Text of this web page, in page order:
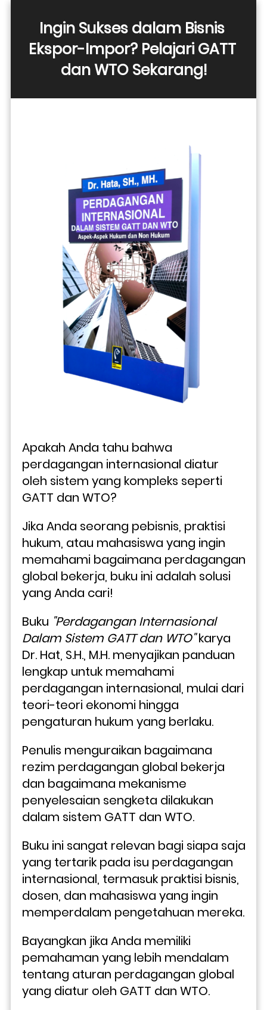
Ingin Sukses dalam Bisnis
Ekspor-Impor? Pelajari GATT
dan WTO Sekarang!
Apakah Anda tahu bahwa
perdagangan internasional diatur
oleh sistem yang kompleks seperti
GATT dan WTO?
Jika Anda seorang pebisnis, praktisi
hukum, atau mahasiswa yang ingin
memahami bagaimana perdagangan
global bekerja, buku ini adalah solusi
yang Anda cari!
Buku "Perdagangan Internasional
Dalam Sistem GATT dan WTO" karya
Dr. Hat, S.H., M.H. menyajikan panduan
lengkap untuk memahami
perdagangan internasional, mulai dari
teori-teori ekonomi hingga
pengaturan hukum yang berlaku.
Penulis menguraikan bagaimana
rezim perdagangan global bekerja
dan bagaimana mekanisme
penyelesaian sengketa dilakukan
dalam sistem GATT dan WTO.
Buku ini sangat relevan bagi siapa saja
yang tertarik pada isu perdagangan
internasional, termasuk praktisi bisnis,
dosen, dan mahasiswa yang ingin
memperdalam pengetahuan mereka.
Bayangkan jika Anda memiliki
pemahaman yang lebih mendalam
tentang aturan perdagangan global
yang diatur oleh GATT dan WTO.